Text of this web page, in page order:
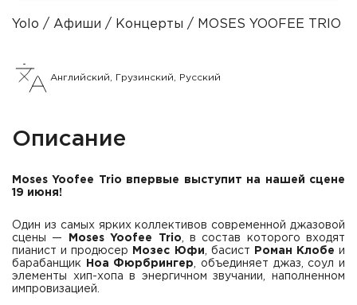
Yolo Афиши Концерты MOSES YOOFEE TRIO
Английский, Грузинский, Русский
Описание
Moses Yoofee Trio впервые выступит на нашей сцене
19 июня!
Один из самых ярких коллективов современной джазовой
сцены —
Moses Yoofee Trio, в состав которого входят
пианист и продюсер
Мозес Юфи , басист Роман Клобе и
барабанщик
Ноа Фюрбрингер, объединяет джаз, соул и
элементы хип-хопа в энергичном звучании, наполненном
импровизацией.